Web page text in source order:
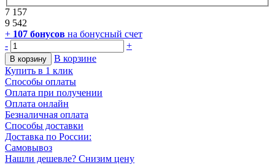
7 157
9 542
+ 107 бонусов на бонусный счет
-
+
В корзину
В корзине
Купить в 1 клик
Способы оплаты
Оплата при получении
Оплата онлайн
Безналичная оплата
Способы доставки
Доставка по России:
Самовывоз
Нашли дешевле? Снизим цену